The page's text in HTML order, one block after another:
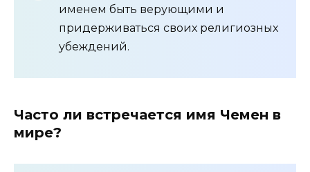
именем быть верующими и
придерживаться своих религиозных
убеждений.
Часто ли встречается имя Чемен в
мире?